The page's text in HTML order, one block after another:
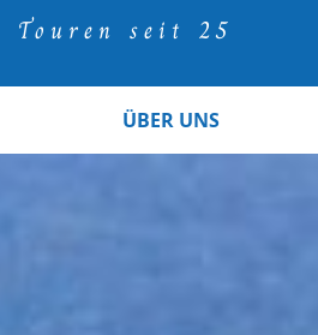
Touren seit 25
ÜBER UNS